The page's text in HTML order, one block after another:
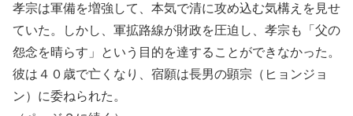
孝宗は軍備を増強して、本気で清に攻め込む気構えを見せ
ていた。しかし、軍拡路線が財政を圧迫し、孝宗も「父の
怨念を晴らす」という目的を達することができなかった。
彼は４０歳で亡くなり、宿願は長男の顕宗（ヒョンジョ
ン）に委ねられた。